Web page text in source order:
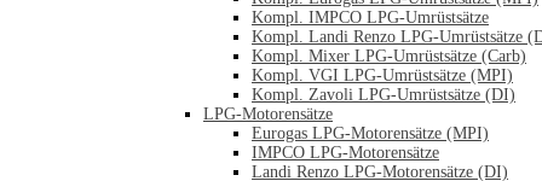
Kompl. IMPCO LPG-Umrüstsätze
Kompl. Landi Renzo LPG-Umrüstsätze
Kompl. Mixer LPG-Umrüstsätze (Carb)
Kompl. VGI LPG-Umrüstsätze (MPI)
Kompl. Zavoli LPG-Umrüstsätze (DI)
LPG-Motorensätze
Eurogas LPG-Motorensätze (MPI)
IMPCO LPG-Motorensätze
Landi Renzo LPG-Motorensätze (DI)